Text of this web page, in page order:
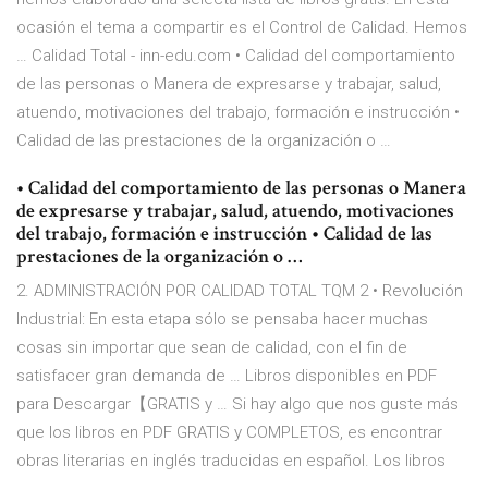
ocasión el tema a compartir es el Control de Calidad. Hemos
… Calidad Total - inn-edu.com • Calidad del comportamiento
de las personas o Manera de expresarse y trabajar, salud,
atuendo, motivaciones del trabajo, formación e instrucción •
Calidad de las prestaciones de la organización o …
• Calidad del comportamiento de las personas o Manera
de expresarse y trabajar, salud, atuendo, motivaciones
del trabajo, formación e instrucción • Calidad de las
prestaciones de la organización o …
2. ADMINISTRACIÓN POR CALIDAD TOTAL TQM 2 • Revolución
Industrial: En esta etapa sólo se pensaba hacer muchas
cosas sin importar que sean de calidad, con el fin de
satisfacer gran demanda de … Libros disponibles en PDF
para Descargar【GRATIS y … Si hay algo que nos guste más
que los libros en PDF GRATIS y COMPLETOS, es encontrar
obras literarias en inglés traducidas en español. Los libros